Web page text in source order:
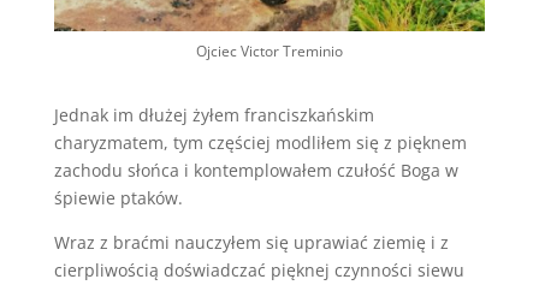
Ojciec Victor Treminio
Jednak im dłużej żyłem franciszkańskim
charyzmatem, tym częściej modliłem się z pięknem
zachodu słońca i kontemplowałem czułość Boga w
śpiewie ptaków.
Wraz z braćmi nauczyłem się uprawiać ziemię i z
cierpliwością doświadczać pięknej czynności siewu